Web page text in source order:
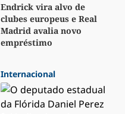
Endrick vira alvo de
clubes europeus e Real
Madrid avalia novo
empréstimo
Internacional